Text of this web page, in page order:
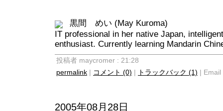
黒間 めい (May Kuroma)
IT professional in her native Japan,
enthusiast. Currently learning Mandarin
投稿者 maycromer : 21:28
permalink | コメント (0) | トラックバック (1) |
2005年08月28日